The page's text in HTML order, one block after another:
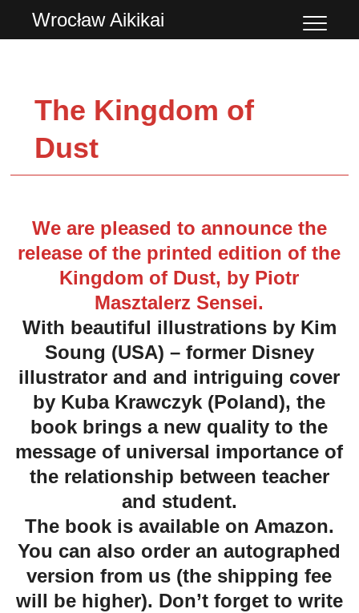
treści
Wrocław Aikikai
The Kingdom of
Dust
We are pleased to announce the
release of the printed edition of the
Kingdom of Dust, by Piotr
Masztalerz Sensei.
With beautiful illustrations by Kim
Soung (USA) – former Disney
illustrator and and intriguing cover
by Kuba Krawczyk (Poland), the
book brings a new quality to the
message of universal importance of
the relationship between teacher
and student.
The book is available on Amazon.
You can also order an autographed
version from us (the shipping fee
will be higher). Don’t forget to write